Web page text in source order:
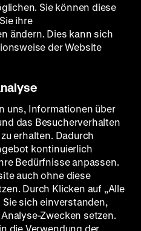
Lorenzo
Culpa)
K: Georg Bruckbauer,
Gertrud Kückelmann,
17.06. um 19 UhrGustav
die etwas
Nazi-Herrschaft
nach deren Ende noch
des Landes genötigt
Culpa ist regelrecht
Der Kaplan von San
wie verwickelt das mit
Sie können diese
ihre
ändern. Dies kann sich
der Website
uns, Informationen über
das Besucherverhalten
erhalten. Dadurch
kontinuierlich
Bedürfnisse anpassen.
auch ohne diese
Durch Klicken auf „Alle
Sie sich einverstanden,
Zwecken setzen.
die Verwendung der